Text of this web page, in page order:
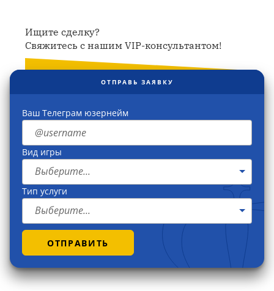
Ищите сделку?
Свяжитесь с нашим VIP-консультантом!
ОТПРАВЬ ЗАЯВКУ
Ваш Телеграм юзернейм
Вид игры
Выберите...
Тип услуги
Выберите...
ОТПРАВИТЬ